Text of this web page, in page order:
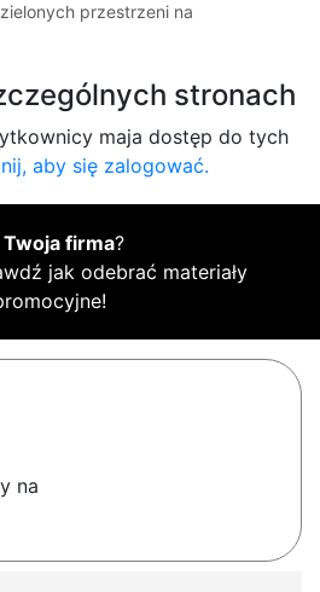
przestrzeni na
stronach
maja dostęp do tych
aby się zalogować.
Twoja firma?
jak odebrać materiały
na